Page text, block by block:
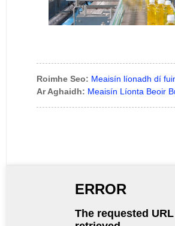
Roimhe Seo: Meaisín líonadh dí
Ar Aghaidh: Meaisín Líonta Beoir